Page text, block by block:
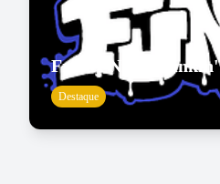
Friday Night Funkin'
Destaque